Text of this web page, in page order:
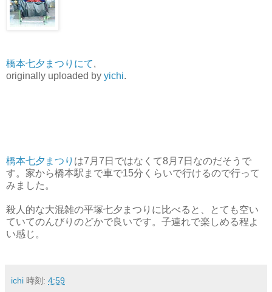
橋本七夕まつりにて,
originally uploaded by yichi.
橋本七夕まつり は7月7日ではなくて8月7日なのだそうで
す。家から橋本駅まで車で15分くらいで行けるので行って
みました。
殺人的な大混雑の平塚七夕まつりに比べると、とても空い
ていてのんびりのどかで良いです。子連れで楽しめる程よ
い感じ。
ichi 時刻: 4:59